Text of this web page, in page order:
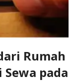
Rumah
pada